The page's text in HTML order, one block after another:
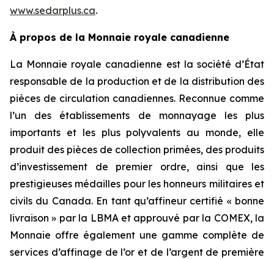
www.sedarplus.ca.
À propos de la Monnaie royale canadienne
La Monnaie royale canadienne est la société d’État
responsable de la production et de la distribution des
pièces de circulation canadiennes. Reconnue comme
l’un des établissements de monnayage les plus
importants et les plus polyvalents au monde, elle
produit des pièces de collection primées, des produits
d’investissement de premier ordre, ainsi que les
prestigieuses médailles pour les honneurs militaires et
civils du Canada. En tant qu’affineur certifié « bonne
livraison » par la LBMA et approuvé par la COMEX, la
Monnaie offre également une gamme complète de
services d’affinage de l’or et de l’argent de première